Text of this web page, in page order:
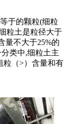
于的颗粒(细粒
粒土是粒径大于
量不大于25%的
类中,细粒土主
粒（>）含量和有